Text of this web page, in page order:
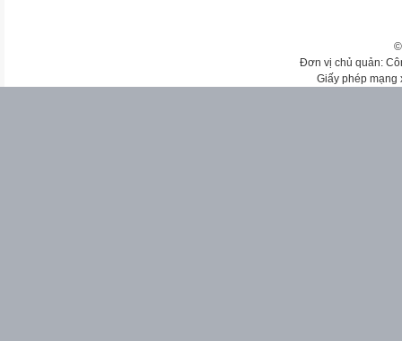
Đơn vị chủ quản:
Giấy phép mạng